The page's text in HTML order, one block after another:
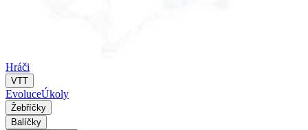
Hráči
VTT
EvoluceÚkoly
Žebříčky
Balíčky